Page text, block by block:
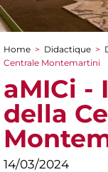
You are here
Home > Didactique >
Centrale Montemartini
aMICi -
della
14/03/2024